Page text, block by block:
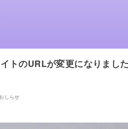
トのURLが変更になりまし
しらせ